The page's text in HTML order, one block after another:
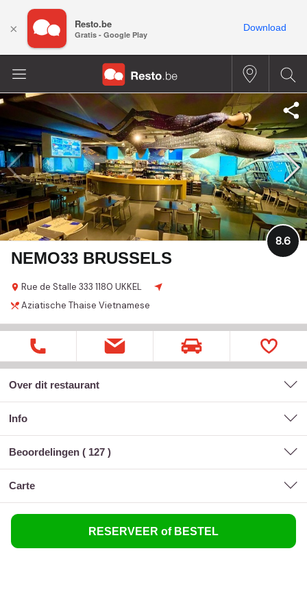
NEMO33 BRUSSELS
Rue de Stalle 333 1180 UKKEL
8.6
Aziatische Thaise Vietnamese
Over dit restaurant
Info
Beoordelingen ( 127 )
carte
RESERVEER of BESTEL
× Resto.be
Gratis - Google Play
Download